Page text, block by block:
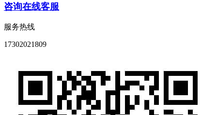
咨询在线客服
服务热线
17302021809